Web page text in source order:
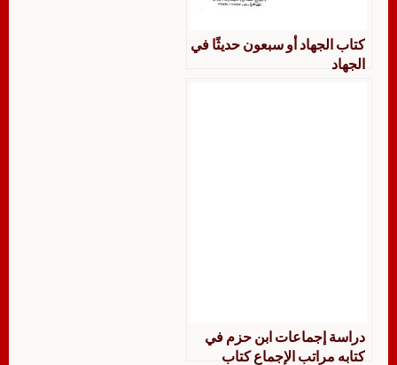
كتاب الجهاد أو سبعون حديثًا في
الجهاد
دراسة إجماعات ابن حزم في
كتابه مراتب الإجماع كتاب